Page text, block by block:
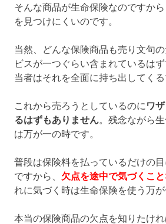
そんな商品が生命保険なのですか
を見つけにくいのです。
当然、どんな保険商品も売り文句
ビスが一つぐらい含まれているは
当者はそれを全面に持ち出してくる
これから売ろうとしているのに ワ
るはずもありません。残念ながら
は万が一の時です。
普段は保険料を払っているだけの
ですから、 欠点を途中で気づくこと
れに気づく時は生命保険を使う万が
本当の保険商品の欠点を知りたけ